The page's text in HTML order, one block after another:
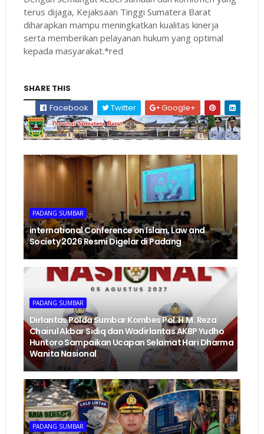
terus dijaga, Kejaksaan Tinggi Sumatera Barat
diharapkan mampu meningkatkan kualitas kinerja
serta memberikan pelayanan hukum yang optimal
kepada masyarakat.*red
SHARE THIS
Facebook
Twitter Google+
PADANG SUMBAR
international Conference on Islam, Law and
Society 2026 Resmi Digelar di Padang
PADANG SUMBAR
Dirlantas Polda Sumbar Kombes Pol. H.M. Reza
Chairul Akbar Sidiq dan Wadirlantas AKBP Yudho
Huntoro Sampaikan Ucapan Selamat Hari Dharma
Wanita Nasional
PADANG SUMBAR